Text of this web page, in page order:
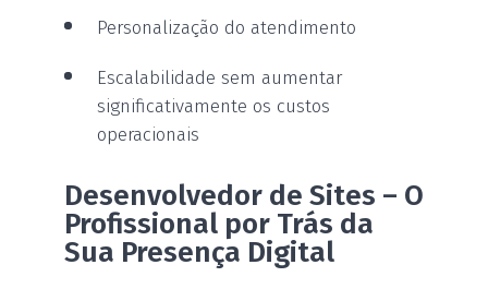
Personalização do atendimento
Escalabilidade sem aumentar
significativamente os custos
operacionais
Desenvolvedor de Sites – O
Profissional por Trás da
Sua Presença Digital